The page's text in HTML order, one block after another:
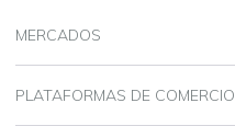
MERCADOS
PLATAFORMAS DE COMERCIO